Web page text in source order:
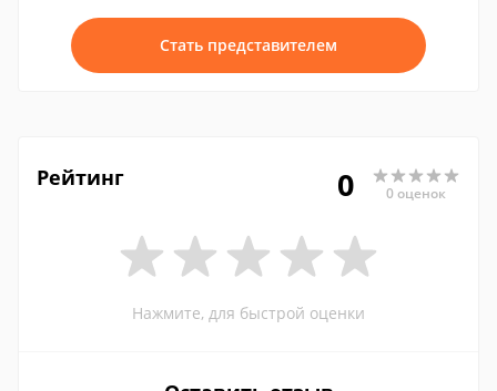
Стать представителем
Рейтинг 0 0 оценок
Нажмите, для быстрой оценки